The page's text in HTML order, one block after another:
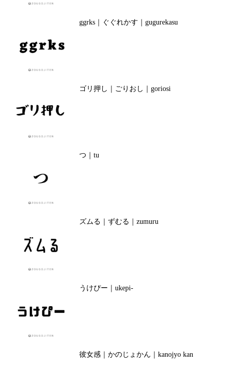
ggrks｜ぐぐれかす｜gugurekasu
ゴリ押し｜ごりおし｜goriosi
つ｜tu
ズムる｜ずむる｜zumuru
うけぴー｜ukepi-
彼女感｜かのじょかん｜kanojyo kan